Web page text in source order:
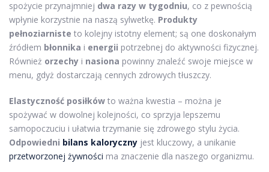
spożycie przynajmniej dwa razy w tygodniu, co z pewnością
wpłynie korzystnie na naszą sylwetkę. Produkty
pełnoziarniste to kolejny istotny element; są one doskonałym
źródłem błonnika i energii potrzebnej do aktywności fizycznej.
Również orzechy i nasiona powinny znaleźć swoje miejsce w
menu, gdyż dostarczają cennych zdrowych tłuszczy.
Elastyczność posiłków to ważna kwestia – można je
spożywać w dowolnej kolejności, co sprzyja lepszemu
samopoczuciu i ułatwia trzymanie się zdrowego stylu życia.
Odpowiedni bilans kaloryczny jest kluczowy, a unikanie
przetworzonej żywności ma znaczenie dla naszego organizmu.